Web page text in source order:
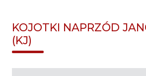
KOJOTKI NAPRZÓD
(KJ)